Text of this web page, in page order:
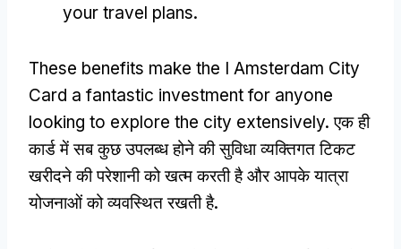
your travel plans.
These benefits make the I Amsterdam City
Card a fantastic investment for anyone
looking to explore the city extensively. एक ही
कार्ड में सब कुछ उपलब्ध होने की सुविधा व्यक्तिगत टिकट
खरीदने की परेशानी को खत्म करती है और आपके यात्रा
योजनाओं को व्यवस्थित रखती है.